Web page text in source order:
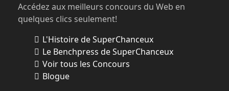
Accédez aux meilleurs concours du Web en
quelques clics seulement!
L'Histoire de SuperChanceux
Le Benchpress de SuperChanceux
Voir tous les Concours
Blogue